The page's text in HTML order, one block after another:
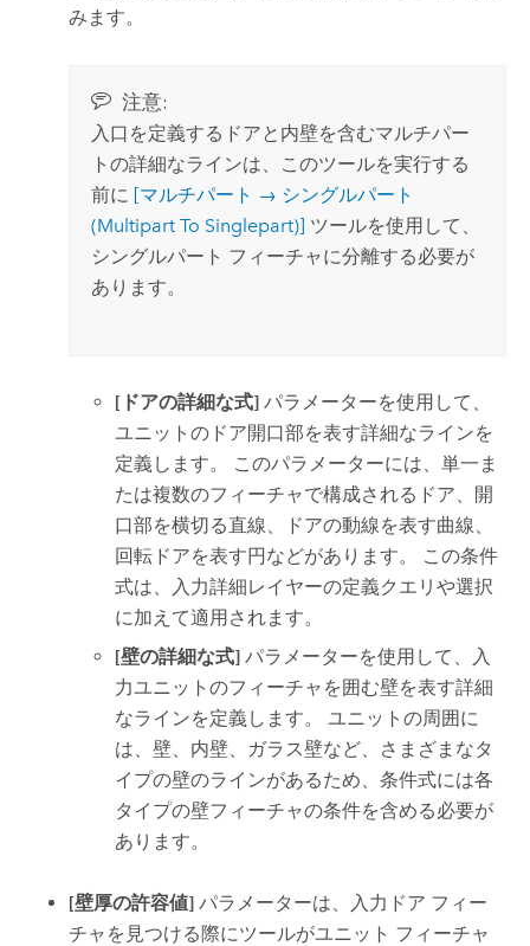
みます。
注意:
入口を定義するドアと内壁を含むマルチパー
トの詳細なラインは、このツールを実行する
前に [マルチパート → シングルパート
(Multipart To Singlepart)] ツールを使用して、
シングルパート フィーチャに分離する必要が
あります。
[ドアの詳細な式] パラメーターを使用して、
ユニットのドア開口部を表す詳細なラインを
定義します。 このパラメーターには、単一ま
たは複数のフィーチャで構成されるドア、開
口部を横切る直線、ドアの動線を表す曲線、
回転ドアを表す円などがあります。 この条件
式は、入力詳細レイヤーの定義クエリや選択
に加えて適用されます。
[壁の詳細な式] パラメーターを使用して、入
力ユニットのフィーチャを囲む壁を表す詳細
なラインを定義します。 ユニットの周囲に
は、壁、内壁、ガラス壁など、さまざまなタ
イプの壁のラインがあるため、条件式には各
タイプの壁フィーチャの条件を含める必要が
あります。
[壁厚の許容値] パラメーターは、入力ドア フィー
チャを見つける際にツールがユニット フィーチャ